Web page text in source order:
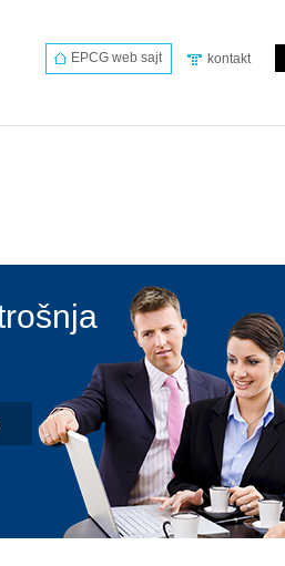
EPCG web sajt kontakt